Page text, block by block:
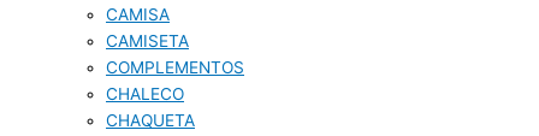
CAMISA
CAMISETA
COMPLEMENTOS
CHALECO
CHAQUETA